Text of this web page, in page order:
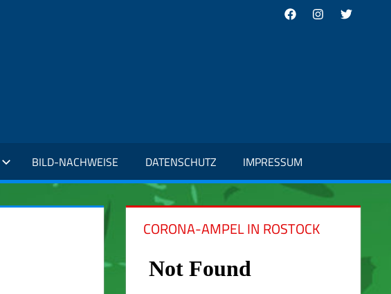
FacebookInstagram
Twitter
BILD-NACHWEISE DATENSCHUTZ IMPRESSUM
CORONA-AMPEL IN ROSTOCK